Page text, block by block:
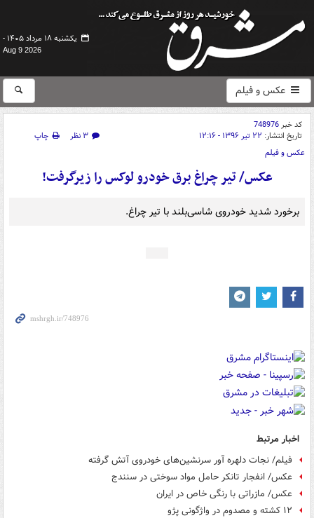
یکشنبه ۱۸ مرداد ۱۴۰۵ -
Aug 9 2026
عکس و فیلم
کد خبر748976
تاریخ انتشار: ۲۲ تیر ۱۳۹۶ - ۱۲:۱۶ ۳ نظر
چاپ
عکس و فیلم
عکس/ تیر چراغ برق خودرو لوکس را زیرگرفت!
برخورد شدید خودروی شاسی‌بلند با تیر چراغ.
اخبار مرتبط
فیلم/ نجات دلهره آور سرنشین‌های خودروی آتش گرفته
عکس/ انفجار تانکر حامل مواد سوختی در سنندج
عکس/ مازراتی با رنگی خاص در ایران
۱۲ کشته و مصدوم در واژگونی پژو